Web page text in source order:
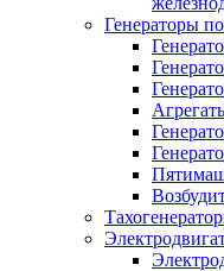
Генераторы